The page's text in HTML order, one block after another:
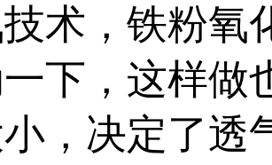
术，铁粉氧
下，这样做
，决定了透